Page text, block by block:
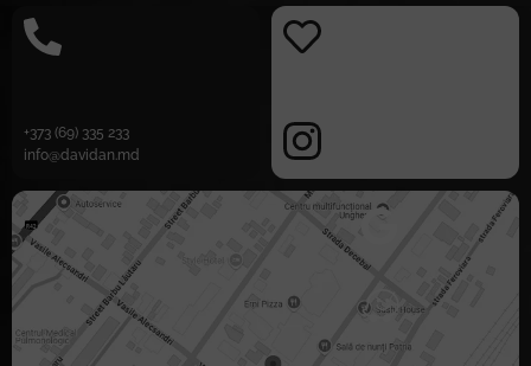
+373 (69) 335 233
info@davidan.md